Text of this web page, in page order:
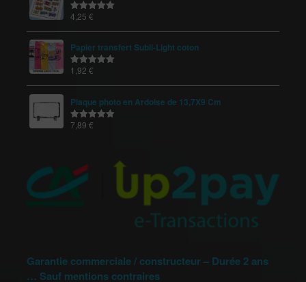
Note5.00
4,25 €
Papier transfert Subli-Light coton
Note5.00
1,92 €
Plaque photo en Ardoise de 13,7X9 Cm
Note5.00
7,89 €
Garantie commerciale / constructeur – Durée 2 ans
… Sauf mentions contraires